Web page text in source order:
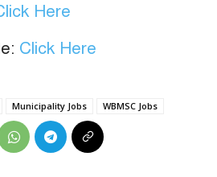
Here
Click Here
Municipality Jobs WBMSC Jobs